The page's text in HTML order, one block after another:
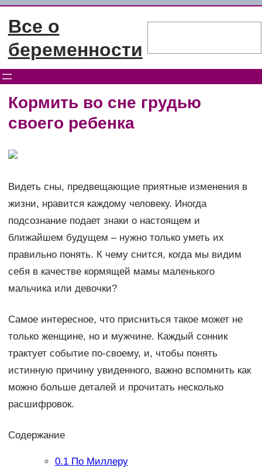
Перейти
содержимому
Все о
беременности
Кормить во сне грудью
своего ребенка
Видеть сны, предвещающие приятные изменения в
жизни, нравится каждому человеку. Иногда
подсознание подает знаки о настоящем и
ближайшем будущем – нужно только уметь их
правильно понять. К чему снится, когда мы видим
себя в качестве кормящей мамы маленького
мальчика или девочки?
Самое интересное, что присниться такое может не
только женщине, но и мужчине. Каждый сонник
трактует событие по-своему, и, чтобы понять
истинную причину увиденного, важно вспомнить как
можно больше деталей и прочитать несколько
расшифровок.
Содержание
0.1По Миллеру